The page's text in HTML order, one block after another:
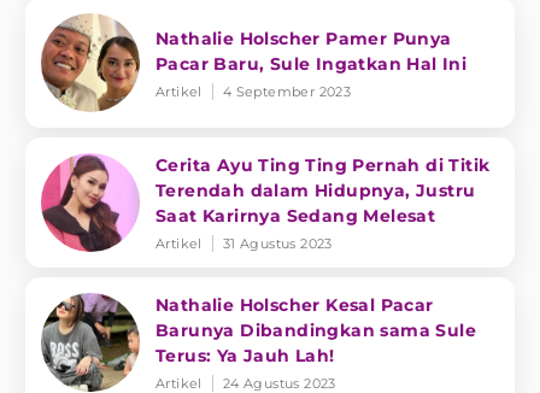
Nathalie Holscher Pamer Punya
Pacar Baru, Sule Ingatkan Hal Ini
Artikel 4 September 2023
Cerita Ayu Ting Ting Pernah di Titik
Terendah dalam Hidupnya, Justru
Saat Karirnya Sedang Melesat
Artikel 31 Agustus 2023
Nathalie Holscher Kesal Pacar
Barunya Dibandingkan sama Sule
Terus: Ya Jauh Lah!
Artikel 24 Agustus 2023